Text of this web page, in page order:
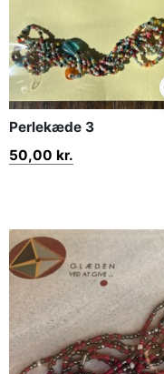
Perlekæde 3
50,00 kr.